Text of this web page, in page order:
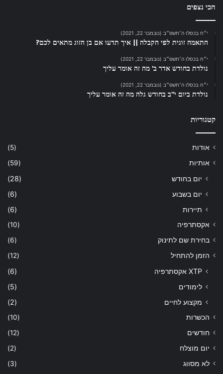
הכי נצפים
י״ח בכסלו ה׳תשפ״ב (נובמבר 22, 2021)
התאמה זוגית לפי הקבלה || איך תדעו אם בן הזוג מתאים לכם?
י״ח בכסלו ה׳תשפ״ב (נובמבר 22, 2021)
נולדת בחודש אדר ב’ מה זה אומר עליך
י״ח בכסלו ה׳תשפ״ב (נובמבר 22, 2021)
נולדת ביום י”ב בחודש גלה מה זה אומר עליך
קטגוריות
אודות
(5)
אותיות
(59)
יום בחודש
(28)
יום בשבוע
(6)
תיירות
(6)
אקסתרפיה
(10)
בחירת שם לתינוק
(6)
הזמן להתחיל
(12)
XTP אקסתרפיה
(6)
לימודים
(5)
מקצוע לחיים
(2)
הכשרות
(10)
חודשים
(12)
יום מוצלח
(2)
לא מסווג
(3)